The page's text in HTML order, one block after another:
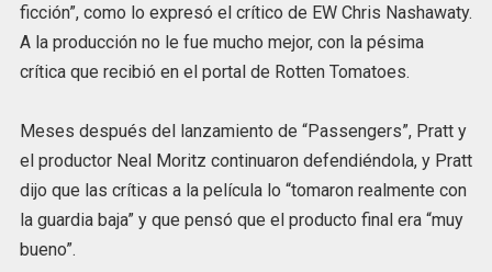
ficción”, como lo expresó el crítico de EW Chris Nashawaty.
A la producción no le fue mucho mejor, con la pésima
crítica que recibió en el portal de Rotten Tomatoes.
Meses después del lanzamiento de “Passengers”, Pratt y
el productor Neal Moritz continuaron defendiéndola, y Pratt
dijo que las críticas a la película lo “tomaron realmente con
la guardia baja” y que pensó que el producto final era “muy
bueno”.